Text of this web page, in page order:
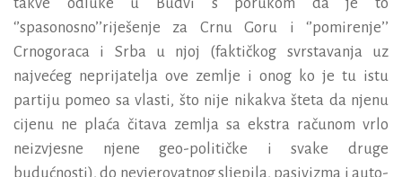
‘’spasonosno’’riješenje za Crnu Goru i ‘’pomirenje’’
Crnogoraca i Srba u njoj (faktičkog svrstavanja uz
najvećeg neprijatelja ove zemlje i onog ko je tu istu
partiju pomeo sa vlasti, što nije nikakva šteta da njenu
cijenu ne plaća čitava zemlja sa ekstra računom vrlo
neizvjesne njene geo-političke i svake druge
budućnosti), do nevjerovatnog sljepila, pasivizma i auto-